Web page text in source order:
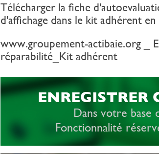
Télécharger la fiche
d'affichage dans le kit adhérent
www.groupement-actibaie.org _
réparabilité_Kit adhérent
ENREGISTRER
Dans votre base
Fonctionnalité